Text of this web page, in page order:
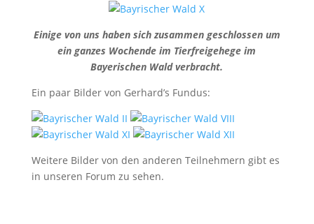
Einige von uns haben sich zusammen geschlossen um
ein ganzes Wochende im Tierfreigehege im
Bayerischen Waldverbracht.
Ein paar Bilder von Gerhard’s Fundus:
Weitere Bilder von den anderen Teilnehmern gibt es
in unseren Forum zu sehen.